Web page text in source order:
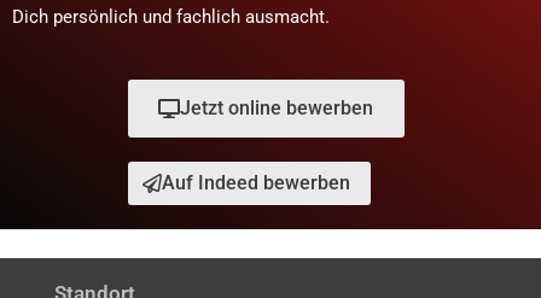
Dich persönlich und fachlich ausmacht.
Jetzt online bewerben
Auf Indeed bewerben